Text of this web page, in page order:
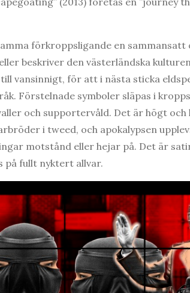
förkroppsligande en sammansatt
beskriver den västerländska
vansinnigt, för att i nästa sticka
Förstelnade symboler släpas i
och supportervåld. Det är högt och
i tweed, och apokalypsen
motstånd eller hejar på. Det är
på fullt nyktert allvar.